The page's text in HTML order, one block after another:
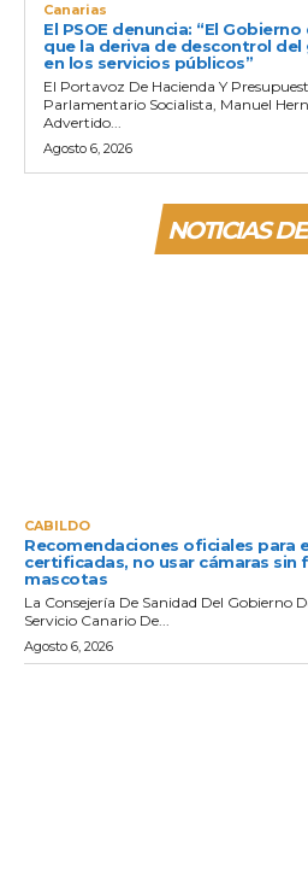
Canarias
El PSOE denuncia: “El
que la deriva de descontrol
en los servicios públicos”
El Portavoz De Hacienda Y
Parlamentario Socialista, Manuel
Advertido...
Agosto 6, 2026
NOTICIAS
CABILDO
Recomendaciones oficiales para
certificadas, no usar cámaras
mascotas
La Consejería De Sanidad Del Gobierno
Servicio Canario De...
Agosto 6, 2026